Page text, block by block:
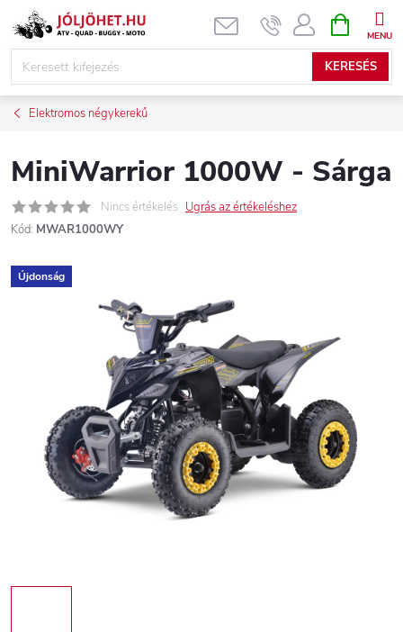
Ugrás
KERESÉS
KOSÁR
Elektromos négykerekű
MiniWarrior 1000W - Sárga
Nincs értékelés Ugrás az értékeléshez
Kód: MWAR1000WY
Újdonság